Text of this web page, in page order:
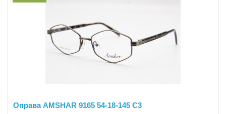
Оправа AMSHAR 9165 54-18-145 С3